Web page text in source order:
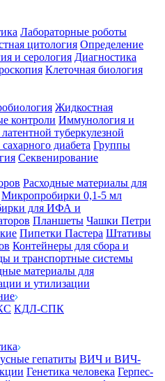
Лабораторные роботы
цитология Определение
и серология Диагностика
Клеточная биология
Жидкостная
контроли Иммунология и
туберкулезной
диабета Группы
Секвенирование
Расходные материалы для
Микропробирки 0,1-5 мл
для ИФА и
Планшеты Чашки Петри
Пипетки Пастера Штативы
Контейнеры для сбора и
и транспортные системы
материалы для
и утилизации
КДЛ-СПК
гепатиты ВИЧ и ВИЧ-
Генетика человека Герпес-